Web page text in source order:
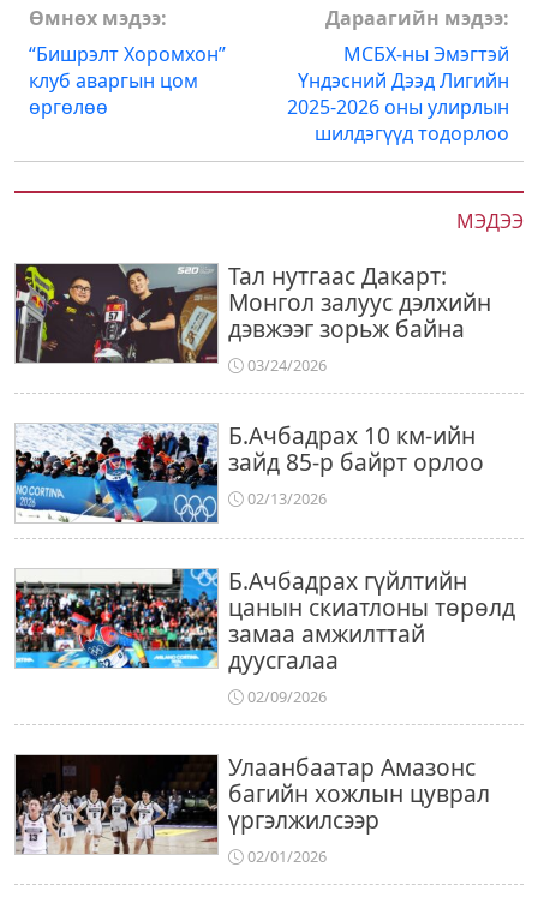
МЭДЭЭ
Тал нутгаас Дакарт:
Монгол залуус дэлхийн
дэвжээг зорьж байна
03/24/2026
Б.Ачбадрах 10 км-ийн
зайд 85-р байрт орлоо
02/13/2026
Б.Ачбадрах гүйлтийн
цанын скиатлоны төрөлд
замаа амжилттай
дуусгалаа
02/09/2026
Улаанбаатар Амазонс
багийн хожлын цуврал
үргэлжилсээр
02/01/2026
Post
navigation
Өмнөх мэдээ:
“Бишрэлт Хоромхон”
клуб аваргын цом
өргөлөө
Дараагийн мэдээ:
МСБХ-ны Эмэгтэй
Үндэсний Дээд Лигийн
2025-2026 оны улирлын
шилдэгүүд тодорлоо